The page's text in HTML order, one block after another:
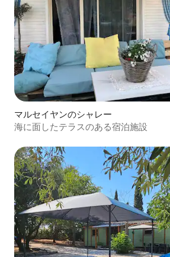
マルセイヤンのシャレー
海に面したテラスのある宿泊施設